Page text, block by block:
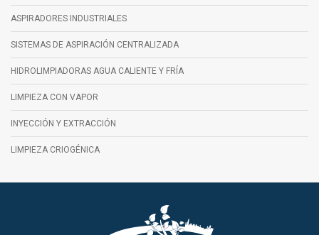
ASPIRADORES INDUSTRIALES
SISTEMAS DE ASPIRACIÓN CENTRALIZADA
HIDROLIMPIADORAS AGUA CALIENTE Y FRÍA
LIMPIEZA CON VAPOR
INYECCIÓN Y EXTRACCIÓN
LIMPIEZA CRIOGÉNICA